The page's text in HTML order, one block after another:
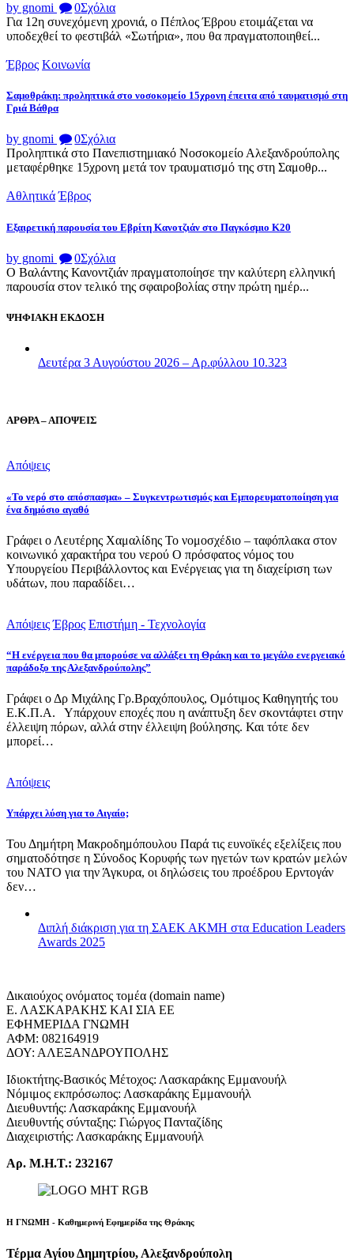
by gnomi 0Σχόλια
Για 12η συνεχόμενη χρονιά, ο Πέπλος Έβρου ετοιμάζεται να
υποδεχθεί το φεστιβάλ «Σωτήρια», που θα πραγματοποιηθεί...
Έβρος Κοινωνία
Σαμοθράκη: προληπτικά στο νοσοκομείο 15χρονη έπειτα από ταυματισμό στη
Γριά Βάθρα
by gnomi 0Σχόλια
Προληπτικά στο Πανεπιστημιακό Νοσοκομείο Αλεξανδρούπολης
μεταφέρθηκε 15χρονη μετά τον τραυματισμό της στη Σαμοθρ...
Αθλητικά Έβρος
Εξαιρετική παρουσία του Εβρίτη Κανοτζιάν στο Παγκόσμιο Κ20
by gnomi 0Σχόλια
Ο Βαλάντης Κανοντζιάν πραγματοποίησε την καλύτερη ελληνική
παρουσία στον τελικό της σφαιροβολίας στην πρώτη ημέρ...
ΨΗΦΙΑΚΗ ΕΚΔΟΣΗ
Δευτέρα 3 Αυγούστου 2026 – Αρ.φύλλου 10.323
ΑΡΘΡΑ – ΑΠΟΨΕΙΣ
Απόψεις
«Το νερό στο απόσπασμα» – Συγκεντρωτισμός και Εμπορευματοποίηση για
ένα δημόσιο αγαθό
Γράφει ο Λευτέρης Χαμαλίδης Το νομοσχέδιο – ταφόπλακα στον
κοινωνικό χαρακτήρα του νερού Ο πρόσφατος νόμος του
Υπουργείου Περιβάλλοντος και Ενέργειας για τη διαχείριση των
υδάτων, που παραδίδει…
Απόψεις Έβρος Επιστήμη - Τεχνολογία
“Η ενέργεια που θα μπορούσε να αλλάξει τη Θράκη και το μεγάλο ενεργειακό
παράδοξο της Αλεξανδρούπολης”
Γράφει ο Δρ Μιχάλης Γρ.Βραχόπουλος, Ομότιμος Καθηγητής του
Ε.Κ.Π.Α. Υπάρχουν εποχές που η ανάπτυξη δεν σκοντάφτει στην
έλλειψη πόρων, αλλά στην έλλειψη βούλησης. Και τότε δεν
μπορεί…
Απόψεις
Υπάρχει λύση για το Αιγαίο;
Του Δημήτρη Μακροδημόπουλου Παρά τις ευνοϊκές εξελίξεις που
σηματοδότησε η Σύνοδος Κορυφής των ηγετών των κρατών μελών
του ΝΑΤΟ για την Άγκυρα, οι δηλώσεις του προέδρου Ερντογάν
δεν…
Διπλή διάκριση για τη ΣΑΕΚ ΑΚΜΗ στα Education Leaders
Awards 2025
Δικαιούχος ονόματος τομέα (domain name)
Ε. ΛΑΣΚΑΡΑΚΗΣ ΚΑΙ ΣΙΑ ΕΕ
ΕΦΗΜΕΡΙΔΑ ΓΝΩΜΗ
ΑΦΜ: 082164919
ΔΟΥ: ΑΛΕΞΑΝΔΡΟΥΠΟΛΗΣ
Ιδιοκτήτης-Βασικός Μέτοχος: Λασκαράκης Εμμανουήλ
Νόμιμος εκπρόσωπος: Λασκαράκης Εμμανουήλ
Διευθυντής: Λασκαράκης Εμμανουήλ
Διευθυντής σύνταξης: Γιώργος Πανταζίδης
Διαχειριστής: Λασκαράκης Εμμανουήλ
Αρ. Μ.Η.Τ.: 232167
Η ΓΝΩΜΗ - Καθημερινή Εφημερίδα της Θράκης
Τέρμα Αγίου Δημητρίου, Αλεξανδρούπολη